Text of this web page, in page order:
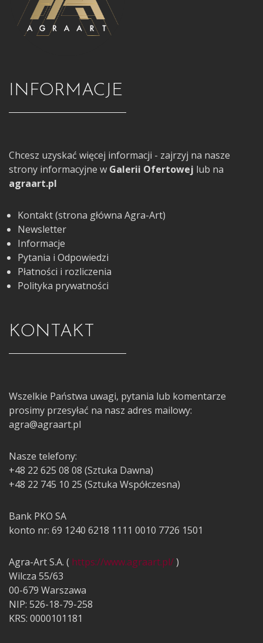
INFORMACJE
Chcesz uzyskać więcej informacji - zajrzyj na nasze
strony informacyjne w Galerii Ofertowej lub na
agraart.pl
Kontakt (strona główna Agra-Art)
Newsletter
Informacje
Pytania i Odpowiedzi
Płatności i rozliczenia
Polityka prywatności
KONTAKT
Wszelkie Państwa uwagi, pytania lub komentarze
prosimy przesyłać na nasz adres mailowy:
agra@agraart.pl
Nasze telefony:
+48 22 625 08 08 (Sztuka Dawna)
+48 22 745 10 25 (Sztuka Współczesna)
Bank PKO SA
konto nr: 69 1240 6218 1111 0010 7726 1501
Agra-Art S.A. ( https://www.agraart.pl/)
Wilcza 55/63
00-679 Warszawa
NIP: 526-18-79-258
KRS: 0000101181